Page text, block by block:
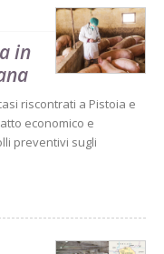
in
riscontrati a Pistoia e
economico e
preventivi sugli